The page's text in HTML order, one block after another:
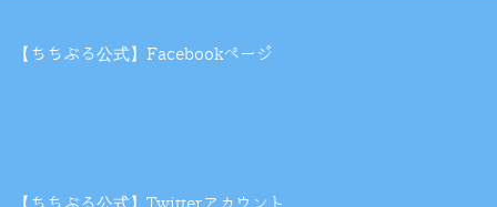
【ちちぶる公式】Facebookページ